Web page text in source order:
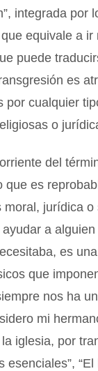
integrada por
equivale a ir
puede
es
por cualquier
o
del
que es
moral, jurídica o
ayudar a
es
que
nos ha
mi
iglesia, por
esenciales”,